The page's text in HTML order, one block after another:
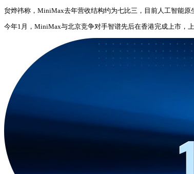
贠烨祎称，MiniMax去年营收结构约为七比三，目前人工智能
今年1月，MiniMax与北京竞争对手智谱先后在香港完成上市，